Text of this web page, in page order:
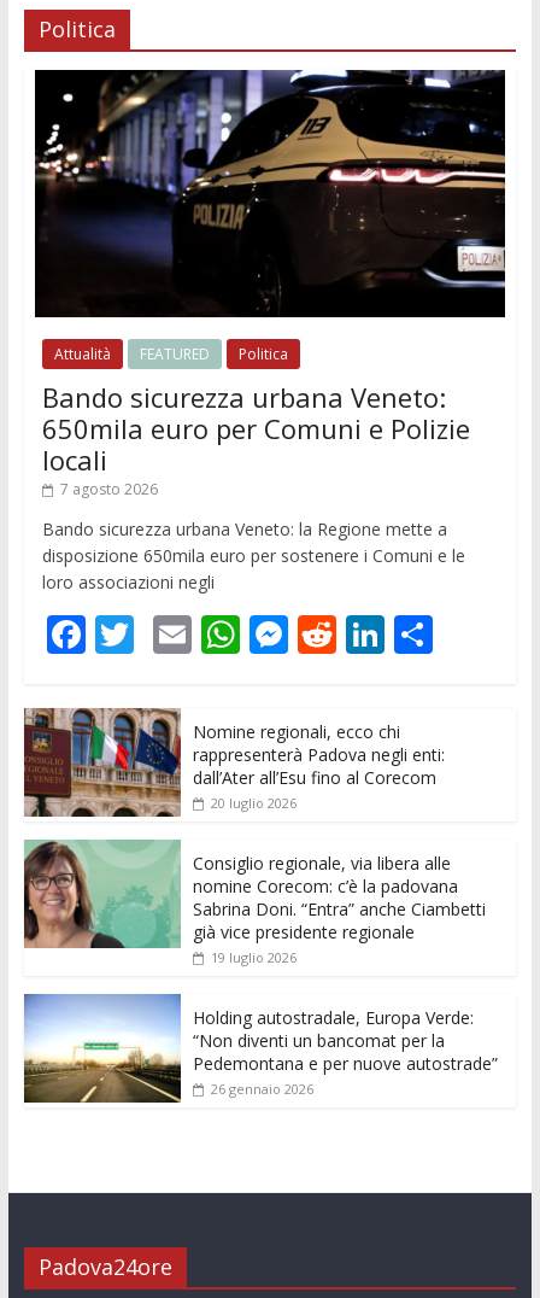
Politica
Attualità FEATURED Politica
Bando sicurezza urbana Veneto:
650mila euro per Comuni e Polizie
locali
7 agosto 2026
Bando sicurezza urbana Veneto: la Regione mette a
disposizione 650mila euro per sostenere i Comuni e le
loro associazioni negli
F
e
b
o
o
k
T
itt
er
E
l
W
s
A
p
p
M
ss
e
n
er
R
di
t
Li
k
e
dI
C
di
vi
Nomine regionali, ecco chi
rappresenterà Padova negli enti:
dall’Ater all’Esu fino al Corecom
20 luglio 2026
Consiglio regionale, via libera alle
nomine Corecom: c’è la padovana
Sabrina Doni. “Entra” anche Ciambetti
già vice presidente regionale
19 luglio 2026
Holding autostradale, Europa Verde:
“Non diventi un bancomat per la
Pedemontana e per nuove autostrade”
26 gennaio 2026
Padova24ore